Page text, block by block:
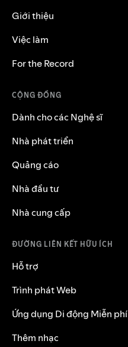
Giới thiệu
Việc làm
For the Record
CỘNG ĐỒNG
Dành cho các Nghệ sĩ
Nhà phát triển
Quảng cáo
Nhà đầu tư
Nhà cung cấp
ĐƯỜNG LIÊN KẾT HỮU ÍCH
Hỗ trợ
Trình phát Web
Ứng dụng Di động Miễn phí
Thêm nhạc